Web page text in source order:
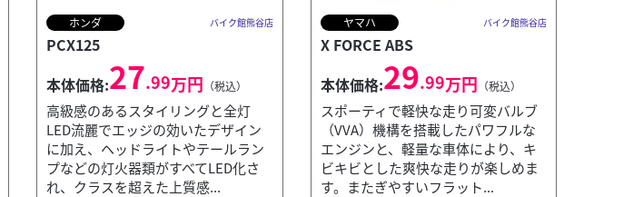
ホンダ バイク館熊谷店
PCX125
本体価格:27.99万円 （税込）
高級感のあるスタイリングと全灯
LED流麗でエッジの効いたデザイン
に加え、ヘッドライトやテールラン
プなどの灯火器類がすべてLED化さ
れ、クラスを超えた上質感...
ヤマハ バイク館熊谷店
X FORCE ABS
本体価格:29.99万円 （税込）
スポーティで軽快な走り可変バルブ
（VVA）機構を搭載したパワフルな
エンジンと、軽量な車体により、キ
ビキビとした爽快な走りが楽しめま
す。またぎやすいフラット...